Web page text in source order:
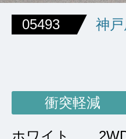
05493 神
衝突軽減
ホワイト